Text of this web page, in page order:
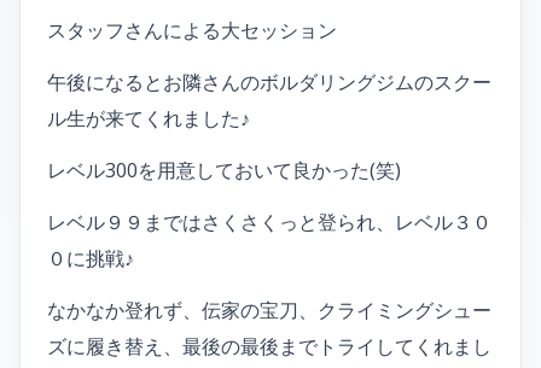
スタッフさんによる大セッション
午後になるとお隣さんのボルダリングジムのスクー
ル生が来てくれました♪
レベル300を用意しておいて良かった(笑)
レベル９９まではさくさくっと登られ、レベル３０
０に挑戦♪
なかなか登れず、伝家の宝刀、クライミングシュー
ズに履き替え、最後の最後までトライしてくれまし